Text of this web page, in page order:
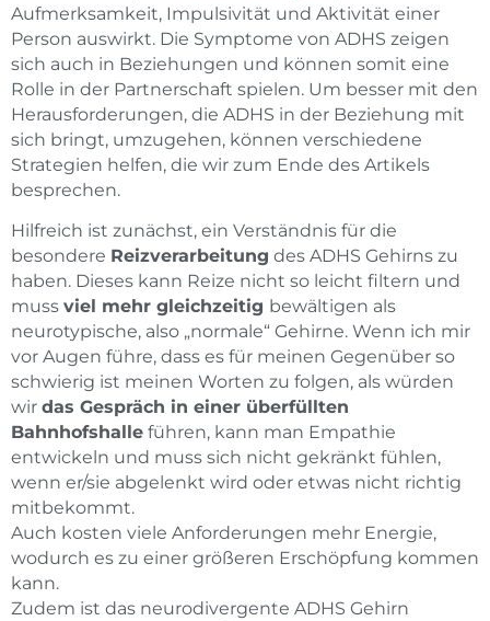
Aufmerksamkeit, Impulsivität und Aktivität einer
Person auswirkt. Die Symptome von ADHS zeigen
sich auch in Beziehungen und können somit eine
Rolle in der Partnerschaft spielen. Um besser mit den
Herausforderungen, die ADHS in der Beziehung mit
sich bringt, umzugehen, können verschiedene
Strategien helfen, die wir zum Ende des Artikels
besprechen.
Hilfreich ist zunächst, ein Verständnis für die
besondere Reizverarbeitung des ADHS Gehirns zu
haben. Dieses kann Reize nicht so leicht filtern und
muss viel mehr gleichzeitig bewältigen als
neurotypische, also „normale“ Gehirne. Wenn ich mir
vor Augen führe, dass es für meinen Gegenüber so
schwierig ist meinen Worten zu folgen, als würden
wir das Gespräch in einer überfüllten
Bahnhofshalle führen, kann man Empathie
entwickeln und muss sich nicht gekränkt fühlen,
wenn er/sie abgelenkt wird oder etwas nicht richtig
mitbekommt.
Auch kosten viele Anforderungen mehr Energie,
wodurch es zu einer größeren Erschöpfung kommen
kann.
Zudem ist das neurodivergente ADHS Gehirn